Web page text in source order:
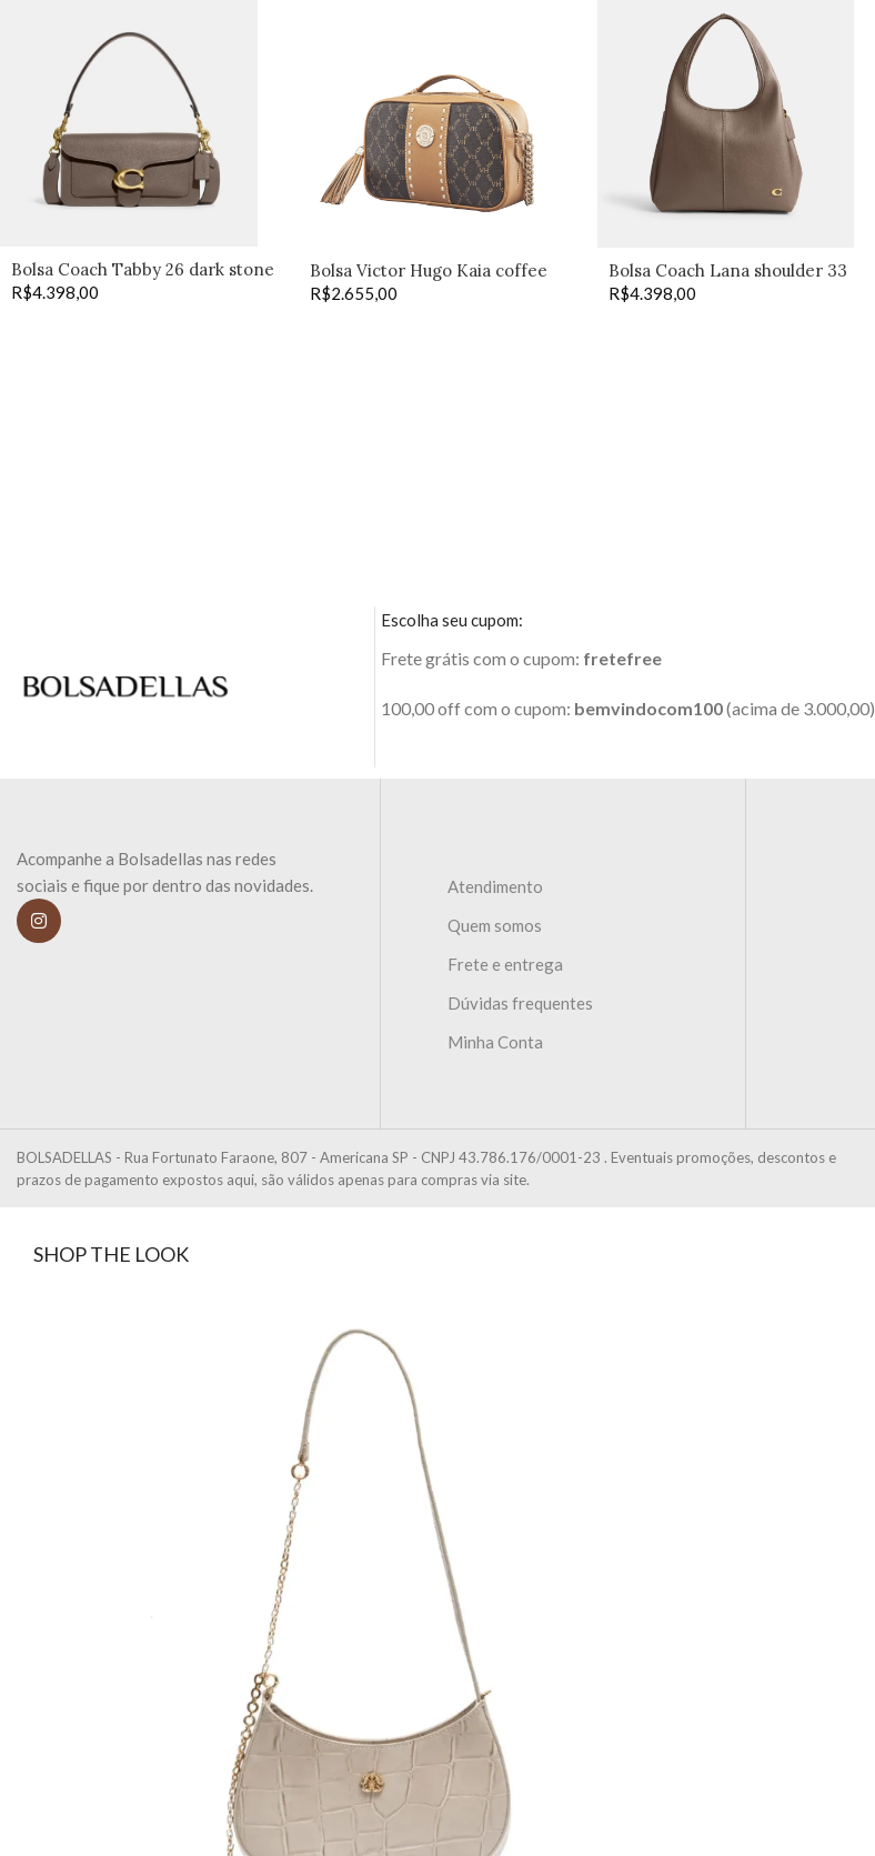
Bolsa Coach Tabby 26 dark stone
R$4.398,00
Bolsa Victor Hugo Kaia coffee
R$2.655,00
Bolsa Coach Lana shoulder 33
R$4.398,00
Escolha seu cupom:
Frete grátis com o cupom: fretefree
100,00 off com o cupom: bemvindocom100(acima de 3.000,00)
Acompanhe a Bolsadellas nas redes
sociais e fique por dentro das novidades.
Atendimento
Quem somos
Frete e entrega
Dúvidas frequentes
Minha Conta
BOLSADELLAS - Rua Fortunato Faraone, 807 - Americana SP - CNPJ 43.786.176/0001-23 . Eventuais promoções, descontos e
prazos de pagamento expostos aqui, são válidos apenas para compras via site.
SHOP THE LOOK